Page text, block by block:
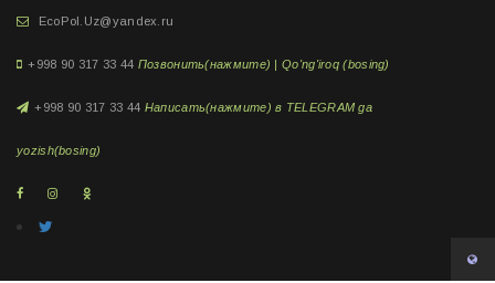
EcoPol.Uz@yandex.ru
+998 90 317 33 44 Позвонить(нажмите) | Qo'ng'iroq (bosing)
+998 90 317 33 44 Написать(нажмите) в TELEGRAM ga
yozish(bosing)